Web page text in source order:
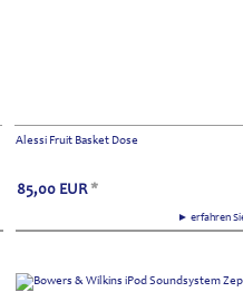
Alessi Fruit Basket Dose
► erfahren
85,00 EUR *